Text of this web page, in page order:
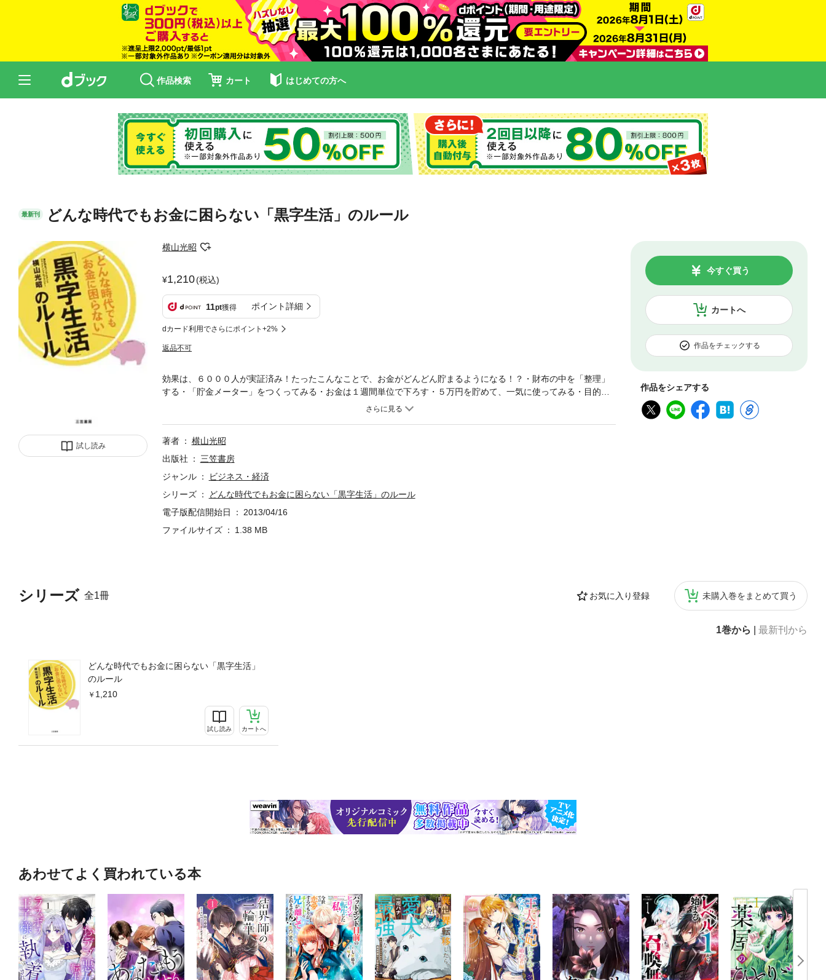
作品検索 カート はじめての方へ
最新刊 どんな時代でもお金に困らない「黒字生活」のルール
試し読み
横山光昭
1,210(税込)
11pt獲得 ポイント詳細
dカード利用でさらにポイント+2%
返品不可
カートへ
今すぐ買う
作品をチェックする
作品をシェアする
シリーズ 全1冊 お気に入り登録 未購入巻をまとめて買う
1巻から 最新刊から
どんな時代でもお金に困らない「黒字生活」
のルール
1,210
試し読み カートへ
効果は、６０００人が実証済み！たったこんなことで、お金がどんどん貯まるようになる！？・財布の中を「整理」
する・「貯金メーター」をつくってみる・お金は１週間単位で下ろす・５万円を貯めて、一気に使ってみる・目的別
に「預金口座」をつくる……これさえ読めば、どんな時代でも通用する、「お金を貯めるコツ」「貯め続けるコツ」
著者
横山光昭
出版社
三笠書房
ジャンル
ビジネス・経済
シリーズ
どんな時代でもお金に困らない「黒字生活」のルール
電子版配信開始日
2013/04/16
ファイルサイズ
1.38 MB
あわせてよく買われている本